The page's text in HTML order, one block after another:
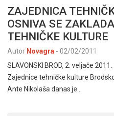
ZAJEDNICA
OSNIVA SE
TEHNIČKE KULTURE
Autor Novagra - 02/02/2011
SLAVONSKI BROD, 2. veljače
Zajednice tehničke kulture
Ante Nikolaša danas je…